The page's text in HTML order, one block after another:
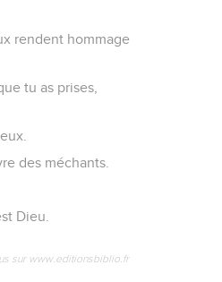
rendent hommage
tu as prises,
des méchants.
Dieu.
sur www.editionsbiblio.fr